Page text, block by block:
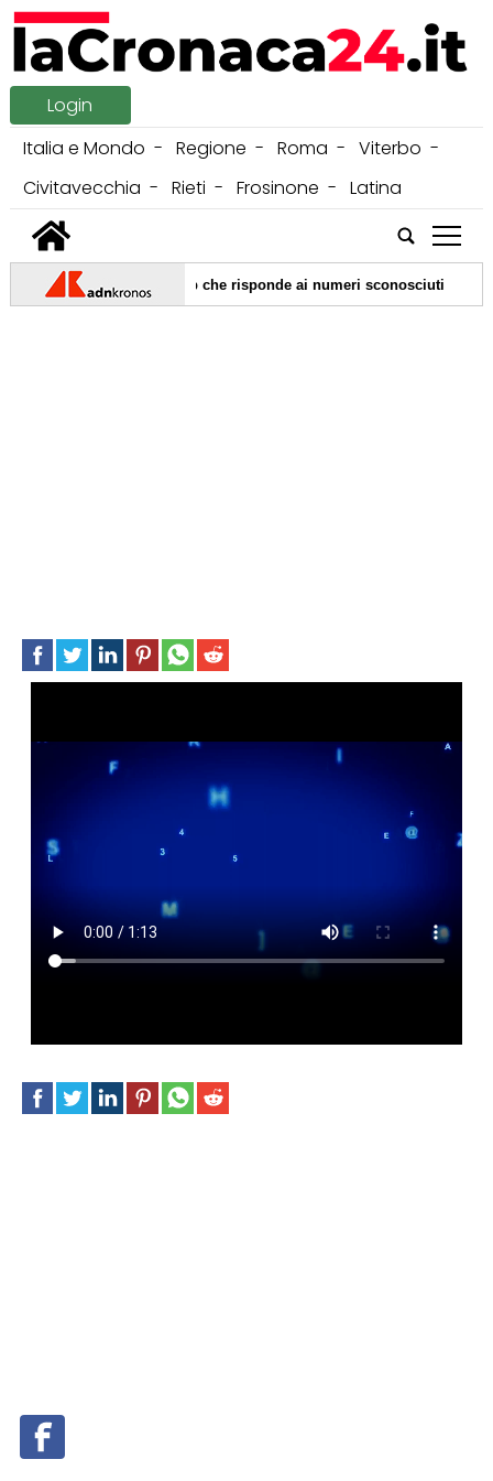
Login
Italia e Mondo
Regione Roma
Viterbo
Civitavecchia
Rieti Frosinone
Latina
tap
Arriva l'app che risponde ai numeri sconosciuti|